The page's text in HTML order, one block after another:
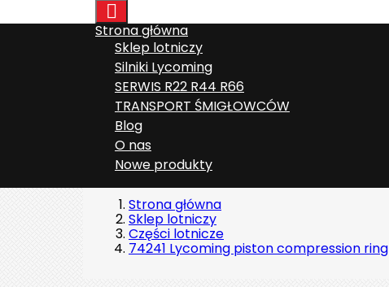

Strona główna
Sklep lotniczy
Silniki Lycoming
SERWIS R22 R44 R66
TRANSPORT ŚMIGŁOWCÓW
Blog
O nas
Nowe produkty
Strona główna
Sklep lotniczy
Części lotnicze
74241 Lycoming piston compression ring